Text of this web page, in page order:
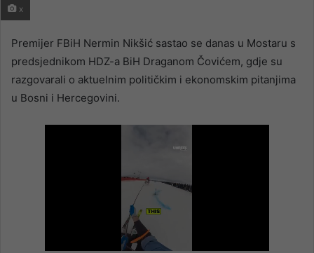
x
Premijer FBiH Nermin Nikšić sastao se danas u Mostaru s
predsjednikom HDZ-a BiH Draganom Čovićem, gdje su
razgovarali o aktuelnim političkim i ekonomskim pitanjima
u Bosni i Hercegovini.